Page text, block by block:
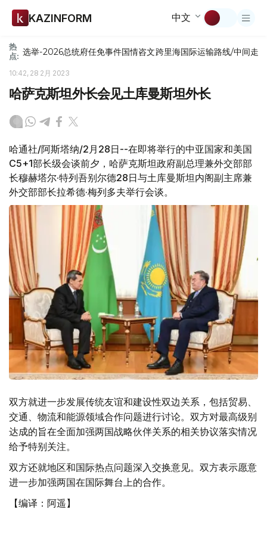
KAZINFORM 中文
热
点: 选举-2026总统府任免事件国情咨文跨里海国际运输路线/中间走廊
10:42, 28 2月 2023
哈萨克斯坦外长会见土库曼斯坦外长
哈通社/阿斯塔纳/2月28日--在即将举行的中亚国家和美国
C5+1部长级会谈前夕，哈萨克斯坦政府副总理兼外交部部
长穆赫塔尔·特列吾别尔德28日与土库曼斯坦内阁副主席兼
外交部部长拉希德·梅列多夫举行会谈。
双方就进一步发展传统友谊和建设性双边关系，包括贸易、
交通、物流和能源领域合作问题进行讨论。双方对最高级别
达成的旨在全面加强两国战略伙伴关系的相关协议落实情况
给予特别关注。
双方还就地区和国际热点问题深入交换意见。双方表示愿意
进一步加强两国在国际舞台上的合作。
【编译：阿遥】